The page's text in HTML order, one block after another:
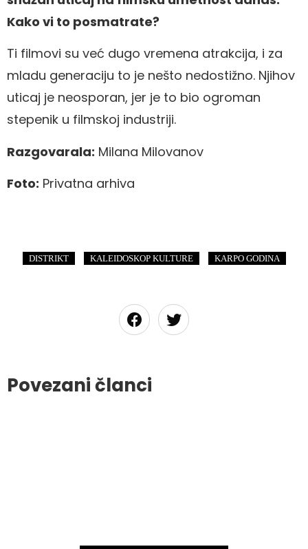
Kako vi to posmatrate?
Ti filmovi su već dugo vremena atrakcija, i za
mladu generaciju to je nešto nedostižno. Njihov
uticaj je neosporan, jer je to bio ogroman
stepenik u filmskoj industriji.
Razgovarala: Milana Milovanov
Foto: Privatna arhiva
DISTRIKT KALEIDOSKOP KULTURE KARPO GODINA
Povezani članci